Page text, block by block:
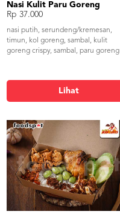
Nasi Kulit Paru Goreng
Rp 37.000
nasi putih, serundeng/kremesan,
timun, kol goreng, sambal, kulit
goreng crispy, sambal, paru goreng
Lihat